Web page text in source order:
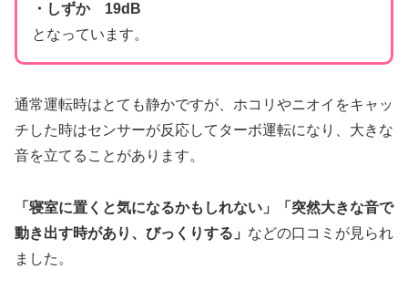
・しずか 19dB
となっています。
通常運転時はとても静かですが、ホコリやニオイをキャッ
チした時はセンサーが反応してターボ運転になり、大きな
音を立てることがあります。
「寝室に置くと気になるかもしれない」「突然大きな音で
動き出す時があり、びっくりする」 などの口コミが見られ
ました。